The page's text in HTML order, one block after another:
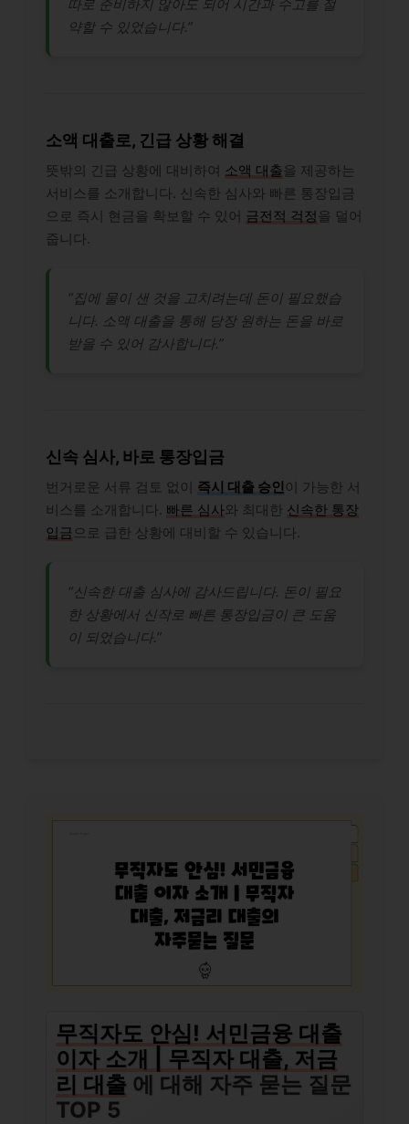
따로 준비하지 않아도 되어 시간과 수고를 절
약할 수 있었습니다.”
소액 대출로, 긴급 상황 해결
뜻밖의 긴급 상황에 대비하여 소액 대출을 제공하는
서비스를 소개합니다. 신속한 심사와 빠른 통장입금
으로 즉시 현금을 확보할 수 있어 금전적 걱정을 덜어
줍니다.
“집에 물이 샌 것을 고치려는데 돈이 필요했습
니다. 소액 대출을 통해 당장 원하는 돈을 바로
받을 수 있어 감사합니다.”
신속 심사, 바로 통장입금
번거로운 서류 검토 없이 즉시 대출 승인 이 가능한 서
비스를 소개합니다. 빠른 심사와 최대한 신속한 통장
입금 으로 급한 상황에 대비할 수 있습니다.
“신속한 대출 심사에 감사드립니다. 돈이 필요
한 상황에서 신작로 빠른 통장입금이 큰 도움
이 되었습니다.”
무직자도 안심! 서민금융 대출
이자 소개 | 무직자 대출, 저금
리 대출 에 대해 자주 묻는 질문
TOP 5